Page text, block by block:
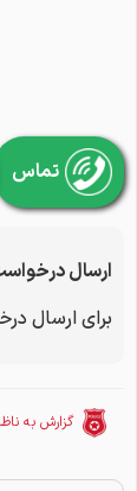
تماس
ارسال
برای ارسال
گزارش به